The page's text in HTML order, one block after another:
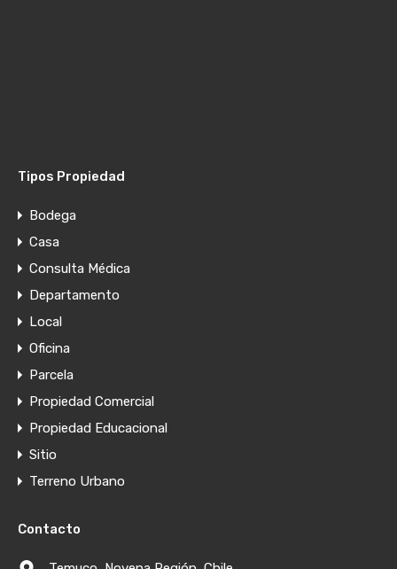
Tipos Propiedad
Bodega
Casa
Consulta Médica
Departamento
Local
Oficina
Parcela
Propiedad Comercial
Propiedad Educacional
Sitio
Terreno Urbano
Contacto